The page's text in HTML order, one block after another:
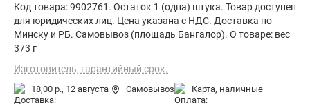
Код товара: 9902761. Остаток 1 (одна) штука. Товар доступен
для юридических лиц. Цена указана с НДС. Доставка по
Минску и РБ. Самовывоз (площадь Бангалор). О товаре: вес
373 г
Изготовитель, гарантийный срок.
18,00 р., 12 августа Самовывоз карта, наличные